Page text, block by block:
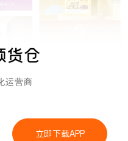
运营商
立即下载APP